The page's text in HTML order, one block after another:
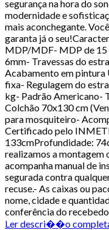
segurança na hora do
modernidade e
mais aconchegante.
garanta já o
MDP/MDF- MDP de 15
6mm- Travessas do
Acabamento em pintura
fixa- Regulagem do
kg- Padrão Americano-
Colchão 70x130 cm
para mosquiteiro-
Certificado pelo
133cmProfundidade:
realizamos a montagem
acompanha manual de
segurada contra
recuse.- As caixas ou
nome, cidade e
conferência do
Ler descri��o